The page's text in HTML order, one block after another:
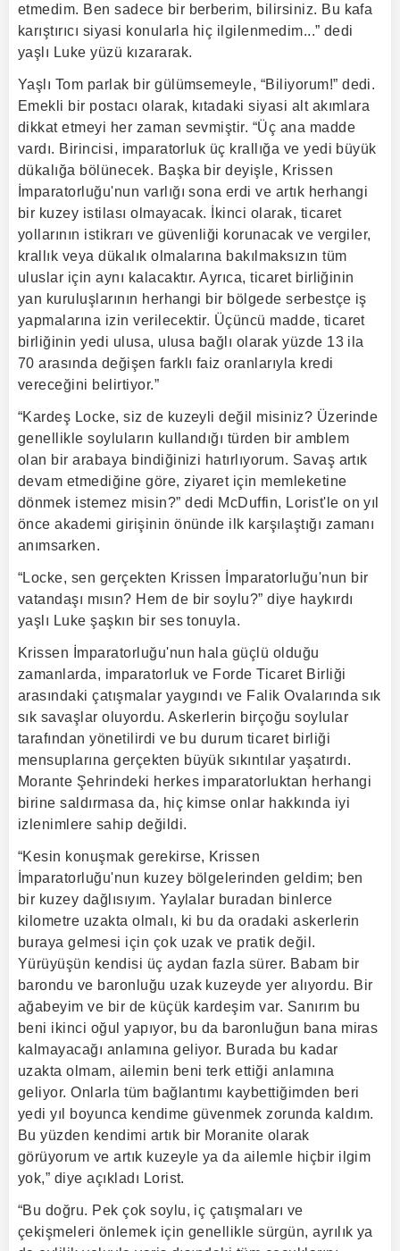
etmedim. Ben sadece bir berberim, bilirsiniz. Bu kafa
karıştırıcı siyasi konularla hiç ilgilenmedim...” dedi
yaşlı Luke yüzü kızararak.
Yaşlı Tom parlak bir gülümsemeyle, “Biliyorum!” dedi.
Emekli bir postacı olarak, kıtadaki siyasi alt akımlara
dikkat etmeyi her zaman sevmiştir. “Üç ana madde
vardı. Birincisi, imparatorluk üç krallığa ve yedi büyük
dükalığa bölünecek. Başka bir deyişle, Krissen
İmparatorluğu'nun varlığı sona erdi ve artık herhangi
bir kuzey istilası olmayacak. İkinci olarak, ticaret
yollarının istikrarı ve güvenliği korunacak ve vergiler,
krallık veya dükalık olmalarına bakılmaksızın tüm
uluslar için aynı kalacaktır. Ayrıca, ticaret birliğinin
yan kuruluşlarının herhangi bir bölgede serbestçe iş
yapmalarına izin verilecektir. Üçüncü madde, ticaret
birliğinin yedi ulusa, ulusa bağlı olarak yüzde 13 ila
70 arasında değişen farklı faiz oranlarıyla kredi
vereceğini belirtiyor.”
“Kardeş Locke, siz de kuzeyli değil misiniz? Üzerinde
genellikle soyluların kullandığı türden bir amblem
olan bir arabaya bindiğinizi hatırlıyorum. Savaş artık
devam etmediğine göre, ziyaret için memleketine
dönmek istemez misin?” dedi McDuffin, Lorist'le on yıl
önce akademi girişinin önünde ilk karşılaştığı zamanı
anımsarken.
“Locke, sen gerçekten Krissen İmparatorluğu'nun bir
vatandaşı mısın? Hem de bir soylu?” diye haykırdı
yaşlı Luke şaşkın bir ses tonuyla.
Krissen İmparatorluğu'nun hala güçlü olduğu
zamanlarda, imparatorluk ve Forde Ticaret Birliği
arasındaki çatışmalar yaygındı ve Falik Ovalarında sık
sık savaşlar oluyordu. Askerlerin birçoğu soylular
tarafından yönetilirdi ve bu durum ticaret birliği
mensuplarına gerçekten büyük sıkıntılar yaşatırdı.
Morante Şehrindeki herkes imparatorluktan herhangi
birine saldırmasa da, hiç kimse onlar hakkında iyi
izlenimlere sahip değildi.
“Kesin konuşmak gerekirse, Krissen
İmparatorluğu'nun kuzey bölgelerinden geldim; ben
bir kuzey dağlısıyım. Yaylalar buradan binlerce
kilometre uzakta olmalı, ki bu da oradaki askerlerin
buraya gelmesi için çok uzak ve pratik değil.
Yürüyüşün kendisi üç aydan fazla sürer. Babam bir
barondu ve baronluğu uzak kuzeyde yer alıyordu. Bir
ağabeyim ve bir de küçük kardeşim var. Sanırım bu
beni ikinci oğul yapıyor, bu da baronluğun bana miras
kalmayacağı anlamına geliyor. Burada bu kadar
uzakta olmam, ailemin beni terk ettiği anlamına
geliyor. Onlarla tüm bağlantımı kaybettiğimden beri
yedi yıl boyunca kendime güvenmek zorunda kaldım.
Bu yüzden kendimi artık bir Moranite olarak
görüyorum ve artık kuzeyle ya da ailemle hiçbir ilgim
yok,” diye açıkladı Lorist.
“Bu doğru. Pek çok soylu, iç çatışmaları ve
çekişmeleri önlemek için genellikle sürgün, ayrılık ya